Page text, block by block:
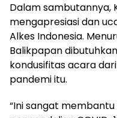
Dalam sambutannya,
mengapresiasi dan
Alkes Indonesia.
Balikpapan
kondusifitas acara
pandemi itu.
“Ini sangat